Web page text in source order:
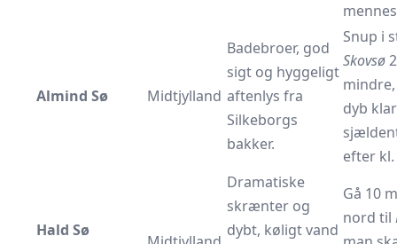
Almind Sø Midtjylland
Badebroer, god
sigt og hyggeligt
aftenlys fra
Silkeborgs
bakker.
Snup i
Skovsø
dyb
efter kl.
Hald Sø
Dramatiske
skrænter og
dybt, køligt vand
Gå 10
nord til